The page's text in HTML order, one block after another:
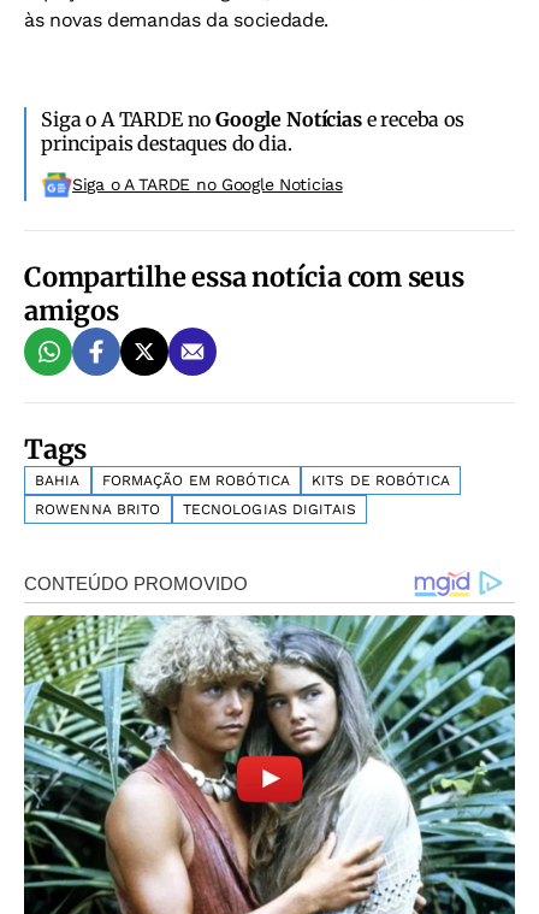
às novas demandas da sociedade.
Siga o A TARDE noGoogle Notíciase receba os
principais destaques do dia.
Siga o A TARDE no Google Noticias
Compartilhe essa notícia com seus
amigos
Tags
BAHIA FORMAÇÃO EM ROBÓTICA
KITS DE ROBÓTICA
ROWENNA BRITO
TECNOLOGIAS DIGITAIS